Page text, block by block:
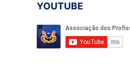
YOUTUBE